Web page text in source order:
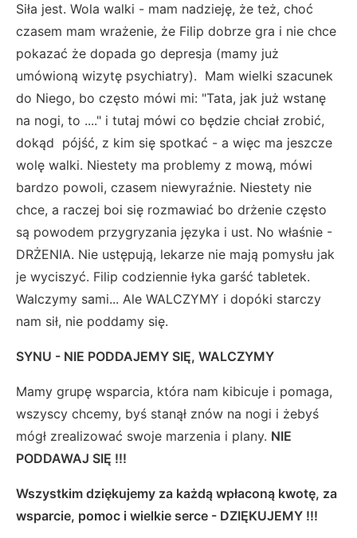
Siła jest. Wola walki - mam nadzieję, że też, choć
czasem mam wrażenie, że Filip dobrze gra i nie chce
pokazać że dopada go depresja (mamy już
umówioną wizytę psychiatry). Mam wielki szacunek
do Niego, bo często mówi mi: "Tata, jak już wstanę
na nogi, to ...." i tutaj mówi co będzie chciał zrobić,
dokąd pójść, z kim się spotkać - a więc ma jeszcze
wolę walki. Niestety ma problemy z mową, mówi
bardzo powoli, czasem niewyraźnie. Niestety nie
chce, a raczej boi się rozmawiać bo drżenie często
są powodem przygryzania języka i ust. No właśnie -
DRŻENIA. Nie ustępują, lekarze nie mają pomysłu jak
je wyciszyć. Filip codziennie łyka garść tabletek.
Walczymy sami... Ale WALCZYMY i dopóki starczy
nam sił, nie poddamy się.
SYNU - NIE PODDAJEMY SIĘ, WALCZYMY
Mamy grupę wsparcia, która nam kibicuje i pomaga,
wszyscy chcemy, byś stanął znów na nogi i żebyś
mógł zrealizować swoje marzenia i plany. NIE
PODDAWAJ SIĘ !!!
Wszystkim dziękujemy za każdą wpłaconą kwotę, za
wsparcie, pomoc i wielkie serce - DZIĘKUJEMY !!!